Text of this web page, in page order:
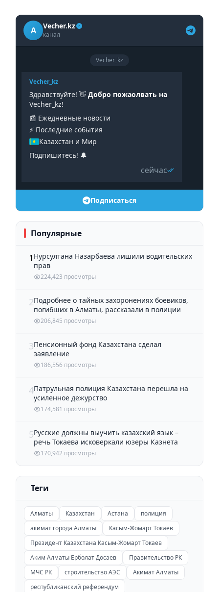
A Vecher.kz
канал
Vecher_kz
Vecher_kz
Здравствуйте! 👋 Добро пожаолвать на
Vecher_kz!
📰 Ежедневные новости
⚡️ Последние события
Казахстан и Мир
Подпишитесь! 🔔
сейчас
Подписаться
Популярные
1 Нурсултана Назарбаева лишили водительских
прав
224,423 просмотры
2Подробнее о тайных захоронениях боевиков,
погибших в Алматы, рассказали в полиции
206,845 просмотры
3Пенсионный фонд Казахстана сделал
заявление
186,556 просмотры
4Патрульная полиция Казахстана перешла на
усиленное дежурство
174,581 просмотры
5Русские должны выучить казахский язык –
речь Токаева исковеркали юзеры Казнета
170,942 просмотры
Теги
Алматы Казахстан Астана
полиция
акимат города Алматы
Касым-Жомарт Токаев
Президент Казахстана Касым-Жомарт Токаев
Аким Алматы Ерболат Досаев
Правительство РК
МЧС РК
строительство АЭС
Акимат Алматы
республиканский референдум